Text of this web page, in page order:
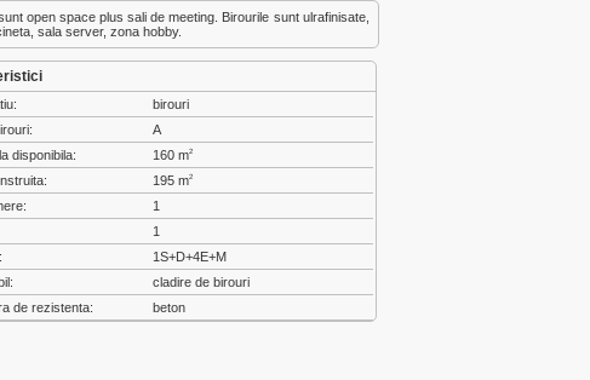
open space plus sali de meeting. Birourile sunt ulrafinisate,
sala server, zona hobby.
birouri
A
disponibila:
160 m2
195 m2
1
1
1S+D+4E+M
cladire de birouri
de rezistenta:
beton